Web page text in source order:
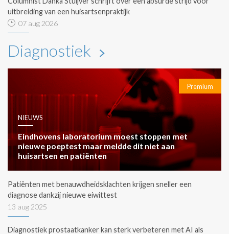
uitbreiding van een huisartsenpraktijk
07 aug 2026
Diagnostiek
Premium
NIEUWS
Eindhovens laboratorium moest stoppen met
nieuwe poeptest maar meldde dit niet aan
huisartsen en patiënten
Patiënten met benauwdheidsklachten krijgen sneller een
diagnose dankzij nieuwe eiwittest
13 aug 2025
Diagnostiek prostaatkanker kan sterk verbeteren met AI als